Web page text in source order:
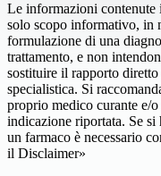
Le informazioni contenute
solo scopo informativo, in
formulazione di una
trattamento, e non
sostituire il rapporto
specialistica. Si
proprio medico curante e/
indicazione riportata. Se si
un farmaco è necessario
il Disclaimer»